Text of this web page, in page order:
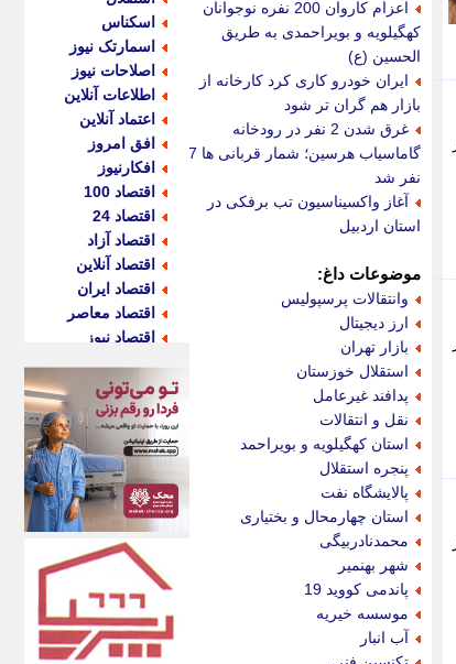
اعزام کاروان 200 نفره نوجوانان
کهگیلویه و بویراحمدی به طریق
الحسین (ع)
ایران خودرو کاری کرد کارخانه از
بازار هم گران تر شود
غرق شدن 2 نفر در رودخانه
گاماسیاب هرسین؛ شمار قربانی ها 7
نفر شد
آغاز واکسیناسیون تب برفکی در
استان اردبیل
موضوعات داغ:
وانتقالات پرسپولیس
ارز دیجیتال
بازار تهران
استقلال خوزستان
پدافند غیرعامل
نقل و انتقالات
استان کهگیلویه و بویراحمد
پنجره استقلال
پالایشگاه نفت
استان چهارمحال و بختیاری
محمدنادربیگی
شهر بهنمیر
پاندمی کووید 19
موسسه خیریه
آب انبار
اسکناس
اسمارتک نیوز
اصلاحات نیوز
اطلاعات آنلاین
اعتماد آنلاین
افق امروز
افکارنیوز
اقتصاد 100
اقتصاد 24
اقتصاد آزاد
اقتصاد آنلاین
اقتصاد ایران
اقتصاد معاصر
اقتصاد نیوز
اکوفارس
اکونگار
اکونیوز
الف
انتشار آنلاین
اندیشه قرن
اندیشه معاصر
اندیشه ها
انرژی پرس
ای استخدام
ایتنا
ایراف